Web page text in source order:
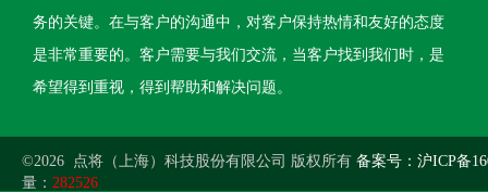
务的关键。在与客户的沟通中，对客户保持热情和友好的态度
是非常重要的。客户需要与我们交流，当客户找到我们时，是
希望得到重视，得到帮助和解决问题。
©2026 点将（上海）科技股份有限公司 版权所有 备案号：沪ICP备
量： 282526